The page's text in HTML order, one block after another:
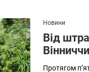
Новини
Від
Протягом